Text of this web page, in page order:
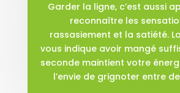
Garder la ligne, c’est aussi
reconnaître les
rassasiement et la satiété.
vous indique avoir mangé
seconde maintient votre
l’envie de grignoter entre